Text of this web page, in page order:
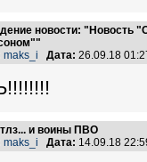
новости: "Новость
maks_i Дата: 26.09.18
и воины ПВО
maks_i Дата: 14.09.18